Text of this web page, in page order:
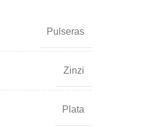
Pulseras
Zinzi
Plata